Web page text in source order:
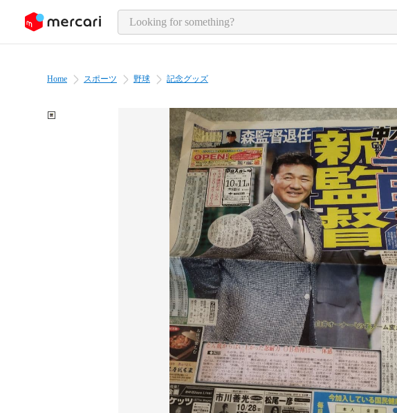
page content
Home スポーツ 野球 記念グッズ